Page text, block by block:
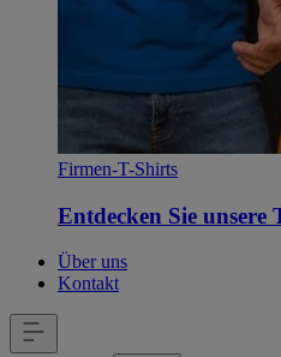
Firmen-T-Shirts
Entdecken Sie
Über uns
Kontakt